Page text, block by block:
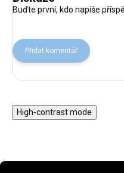
Buďte první, kdo napíše
Přidat komentář
High-contrast mode